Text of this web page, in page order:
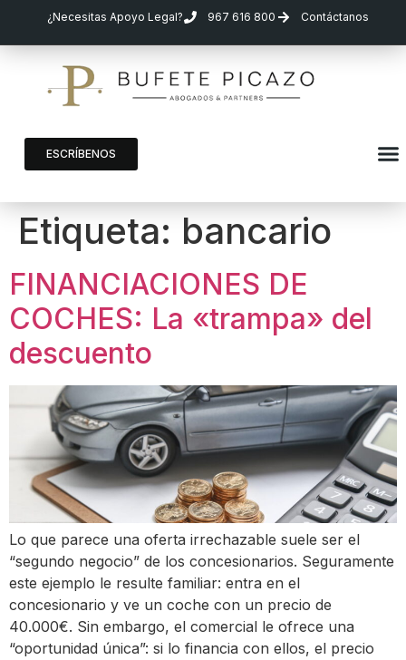
¿Necesitas Apoyo Legal? 967 616 800 Contáctanos
ESCRÍBENOS
Etiqueta: bancario
FINANCIACIONES DE
COCHES: La «trampa» del
descuento
Lo que parece una oferta irrechazable suele ser el
“segundo negocio” de los concesionarios. Seguramente
este ejemplo le resulte familiar: entra en el
concesionario y ve un coche con un precio de
40.000€. Sin embargo, el comercial le ofrece una
“oportunidad única”: si lo financia con ellos, el precio